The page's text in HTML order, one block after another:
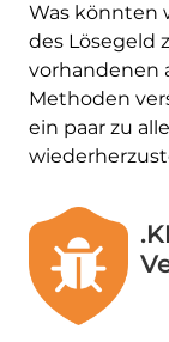
Was könnten
des Lösegeld
vorhandenen
Methoden
ein paar zu